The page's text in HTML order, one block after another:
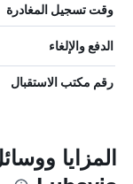
وقت تسجيل المغادرة
الدفع والإلغاء
رقم مكتب الاستقبال